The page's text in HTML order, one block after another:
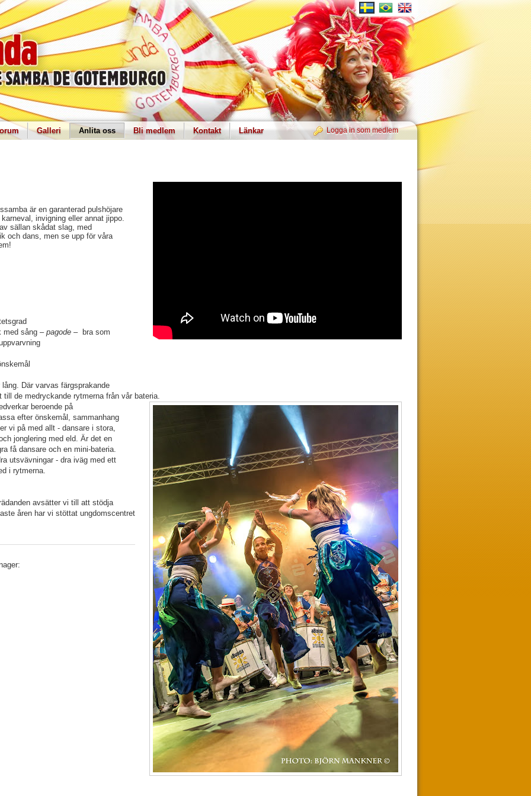
Galleri Anlita oss Bli medlem Kontakt Länkar Logga in som medlem
är en garanterad pulshöjare
invigning eller annat jippo.
sällan skådat slag, med
och dans, men se upp för våra
med sång – pagode – bra som
Där varvas färgsprakande
till de medryckande rytmerna från vår bateria.
beroende på
efter önskemål, sammanhang
vi på med allt - dansare i stora,
jonglering med eld. Är det en
få dansare och en mini-bateria.
utsvävningar - dra iväg med ett
i rytmerna.
avsätter vi till att stödja
åren har vi stöttat ungdomscentret